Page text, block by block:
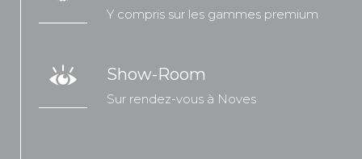
Y compris sur les gammes premium
Show-Room
Sur rendez-vous à Noves